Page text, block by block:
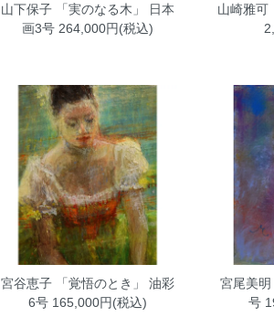
山下保子 「実のなる木」 日本
画3号264,000円(税込)
山崎雅可
宮谷恵子 「覚悟のとき」 油彩
6号165,000円(税込)
宮尾美
号